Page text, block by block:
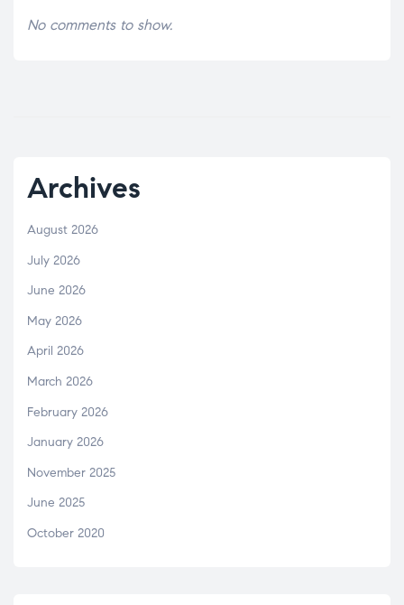
No comments to show.
Archives
August 2026
July 2026
June 2026
May 2026
April 2026
March 2026
February 2026
January 2026
November 2025
June 2025
October 2020